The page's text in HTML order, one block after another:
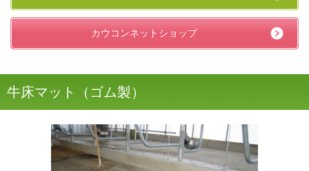
カウコンネットショップ
牛床マット（ゴム製）